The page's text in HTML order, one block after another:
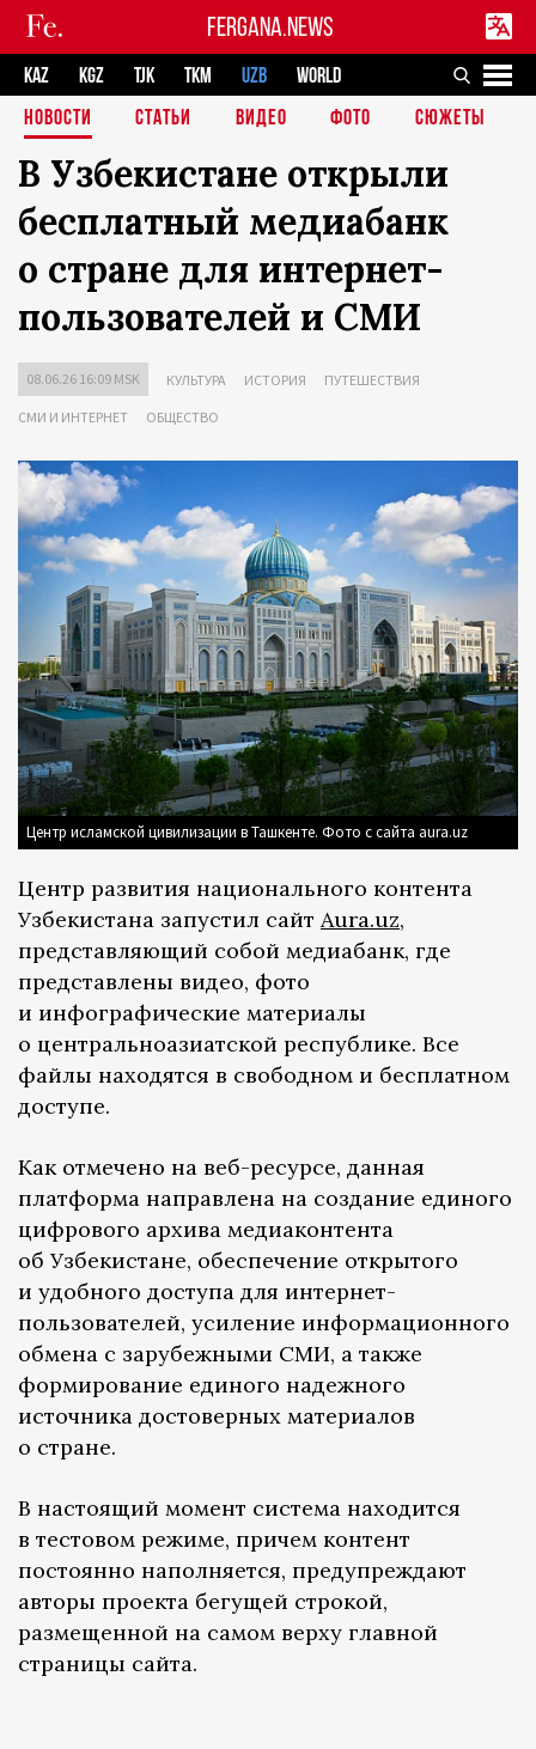
FERGANA.NEWS
KAZ KGZ TJK TKM UZB
WORLD
НОВОСТИ
СТАТЬИ ВИДЕО ФОТО СЮЖЕТЫ
В Узбекистане открыли
бесплатный медиабанк
о стране для интернет-
пользователей и СМИ
08.06.26 16:09 MSK КУЛЬТУРА ИСТОРИЯ ПУТЕШЕСТВИЯ
СМИ И ИНТЕРНЕТ ОБЩЕСТВО
Центр исламской цивилизации в Ташкенте. Фото с сайта aura.uz
Центр развития национального контента
Узбекистана запустил сайт Aura.uz,
представляющий собой медиабанк, где
представлены видео, фото
и инфографические материалы
о центральноазиатской республике. Все
файлы находятся в свободном и бесплатном
доступе.
Как отмечено на веб-ресурсе, данная
платформа направлена на создание единого
цифрового архива медиаконтента
об Узбекистане, обеспечение открытого
и удобного доступа для интернет-
пользователей, усиление информационного
обмена с зарубежными СМИ, а также
формирование единого надежного
источника достоверных материалов
о стране.
В настоящий момент система находится
в тестовом режиме, причем контент
постоянно наполняется, предупреждают
авторы проекта бегущей строкой,
размещенной на самом верху главной
страницы сайта.